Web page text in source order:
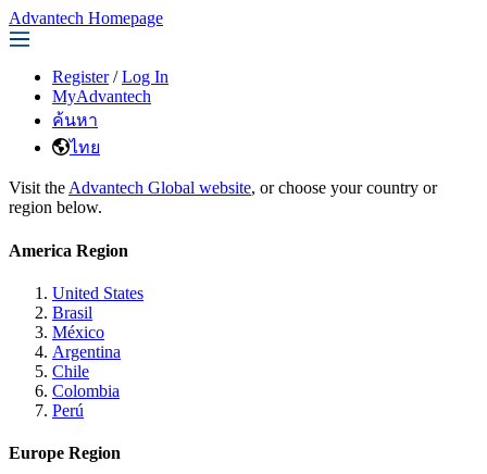
Advantech Homepage
Register / Log In
MyAdvantech
ค้นหา
ไทย
Visit the Advantech Global website, or choose your country or
region below.
America Region
United States
Brasil
México
Argentina
Chile
Colombia
Perú
Europe Region